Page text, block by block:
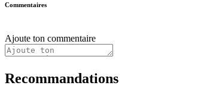
Commentaires
Ajoute ton commentaire
Recommandations